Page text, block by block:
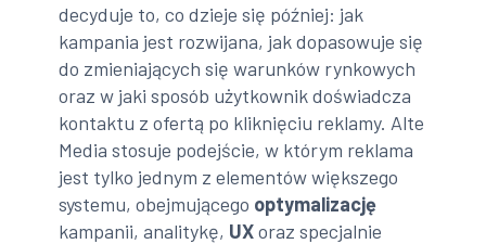
decyduje to, co dzieje się później: jak
kampania jest rozwijana, jak dopasowuje się
do zmieniających się warunków rynkowych
oraz w jaki sposób użytkownik doświadcza
kontaktu z ofertą po kliknięciu reklamy. Alte
Media stosuje podejście, w którym reklama
jest tylko jednym z elementów większego
systemu, obejmującego optymalizację
kampanii, analitykę, UXoraz specjalnie